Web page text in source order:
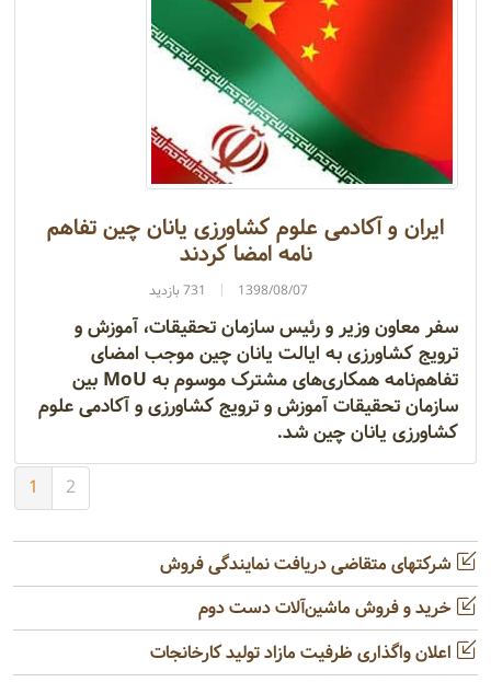
ایران و آکادمی علوم کشاورزی یانان چین تفاهم
نامه امضا کردند
1398/08/07 731 بازدید
سفر معاون وزیر و رئیس سازمان تحقیقات،‌ آموزش و
ترویج کشاورزی به ایالت یانان چین موجب امضای
تفاهم‌نامه همکاری‌های مشترک موسوم به MoU بین
سازمان تحقیقات آموزش و ترویج کشاورزی و آکادمی علوم
کشاورزی یانان چین شد.
1 2
شرکتهای متقاضی دریافت نمایندگی فروش
خرید و فروش ماشین‌آلات دست دوم
اعلان واگذاری ظرفیت مازاد تولید کارخانجات